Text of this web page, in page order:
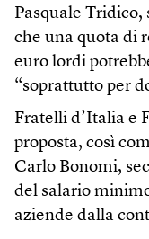
Pasquale
che una quota di
euro lordi
“soprattutto per
Fratelli d’Italia e
proposta, così
Carlo Bonomi,
del salario
aziende dalla